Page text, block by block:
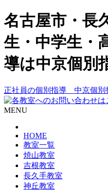
名古屋市・長
生・中学生・
導は中京個別
正社員の個別指導 中京個別
MENU
HOME
教室一覧
焼山教室
吉根教室
長久手教室
神丘教室